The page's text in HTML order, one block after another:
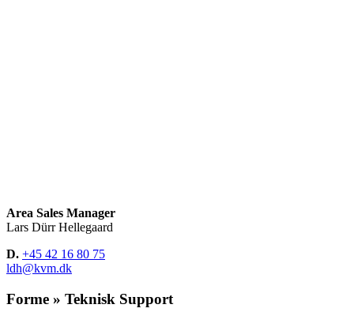
Area Sales Manager
Lars Dürr Hellegaard
D. +45 42 16 80 75
ldh@kvm.dk
Forme » Teknisk Support